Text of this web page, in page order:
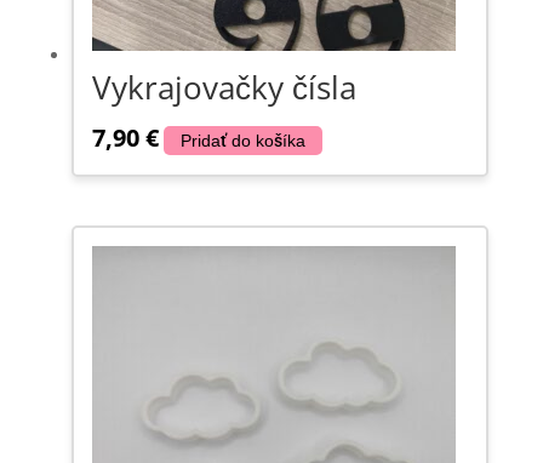
Vykrajovačky čísla
7,90€ Pridať do košíka